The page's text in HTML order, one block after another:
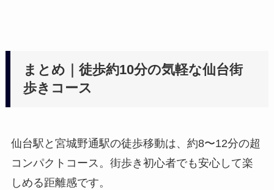
まとめ｜徒歩約10分の気軽な仙台街
歩きコース
仙台駅と宮城野通駅の徒歩移動は、約8〜12分の超
コンパクトコース。街歩き初心者でも安心して楽
しめる距離感です。